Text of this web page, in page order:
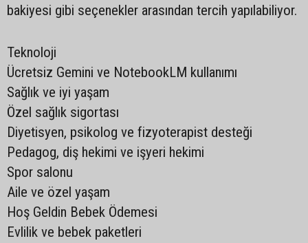
bakiyesi gibi seçenekler arasından tercih yapılabiliyor.
Teknoloji
Ücretsiz Gemini ve NotebookLM kullanımı
Sağlık ve iyi yaşam
Özel sağlık sigortası
Diyetisyen, psikolog ve fizyoterapist desteği
Pedagog, diş hekimi ve işyeri hekimi
Spor salonu
Aile ve özel yaşam
Hoş Geldin Bebek Ödemesi
Evlilik ve bebek paketleri